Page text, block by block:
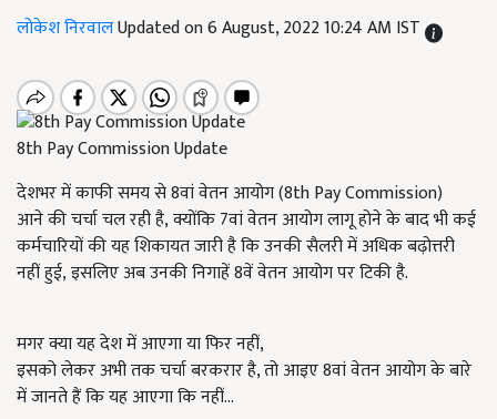
लोकेश निरवालUpdated on 6 August, 2022 10:24 AM IST
8th Pay Commission Update
देशभर में काफी समय से 8वां वेतन आयोग (8th Pay Commission)
आने की चर्चा चल रही है, क्योंकि 7वां वेतन आयोग लागू होने के बाद भी कई
कर्मचारियों की यह शिकायत जारी है कि उनकी सैलरी में अधिक बढ़ोत्तरी
नहीं हुई, इसलिए अब उनकी निगाहें 8वें वेतन आयोग पर टिकी है.
मगर क्या यह देश में आएगा या फिर नहीं,
इसको लेकर अभी तक चर्चा बरकरार है, तो आइए 8वां वेतन आयोग के बारे
में जानते हैं कि यह आएगा कि नहीं...